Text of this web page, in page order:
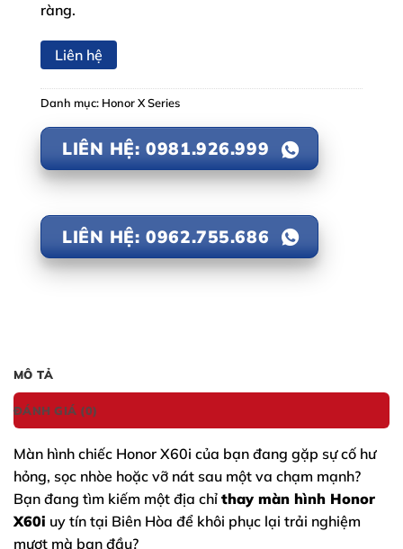
ràng.
Liên hệ
Danh mục: Honor X Series
LIÊN HỆ: 0981.926.999
LIÊN HỆ: 0962.755.686
MÔ TẢ
ĐÁNH GIÁ (0)
Màn hình chiếc Honor X60i của bạn đang gặp sự cố hư
hỏng, sọc nhòe hoặc vỡ nát sau một va chạm mạnh?
Bạn đang tìm kiếm một địa chỉ thay màn hình Honor
X60i uy tín tại Biên Hòa để khôi phục lại trải nghiệm
mượt mà ban đầu?